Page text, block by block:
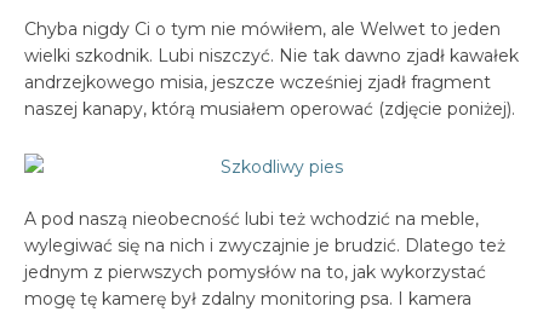
Chyba nigdy Ci o tym nie mówiłem, ale Welwet to jeden
wielki szkodnik. Lubi niszczyć. Nie tak dawno zjadł kawałek
andrzejkowego misia, jeszcze wcześniej zjadł fragment
naszej kanapy, którą musiałem operować (zdjęcie poniżej).
A pod naszą nieobecność lubi też wchodzić na meble,
wylegiwać się na nich i zwyczajnie je brudzić. Dlatego też
jednym z pierwszych pomysłów na to, jak wykorzystać
mogę tę kamerę był zdalny monitoring psa. I kamera